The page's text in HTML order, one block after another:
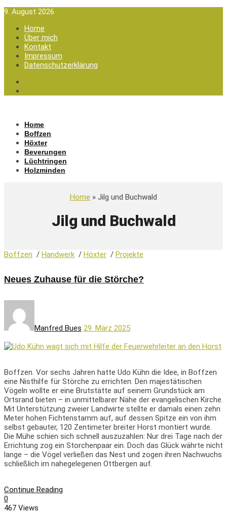
9. August 2026
Home
Über mich
Kontakt
Impressum
Datenschutzerklärung
Home
Boffzen
Höxter
Beverungen
Lüchtringen
Holzminden
Home » Jilg und Buchwald
Jilg und Buchwald
Boffzen / Handwerk / Höxter / Projekte
Neues Zuhause für die Störche?
Manfred Bues 29. März 2025
Boffzen. Vor sechs Jahren hatte Udo Kühn die Idee, in Boffzen
eine Nisthilfe für Störche zu errichten. Den majestätischen
Vögeln wollte er eine Brutstätte auf seinem Grundstück am
Ortsrand bieten – in unmittelbarer Nähe der evangelischen Kirche.
Mit Unterstützung zweier Landwirte stellte er damals einen zehn
Meter hohen Fichtenstamm auf, auf dessen Spitze ein von ihm
selbst gebauter, 120 Zentimeter breiter Horst montiert wurde.
Die Mühe schien sich schnell auszuzahlen: Nur drei Tage nach der
Errichtung zog ein Storchenpaar ein. Doch das Glück währte nicht
lange – die Vögel verließen das Nest und zogen ihren Nachwuchs
schließlich im nahegelegenen Ottbergen auf.
Continue Reading
0
467 Views